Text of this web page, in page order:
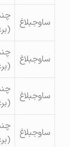
ساوجبلاغ
چندار
(برغان)
ساوجبلاغ
چندار
(برغان)
ساوجبلاغ
چندار
(برغان)
ساوجبلاغ
چندار
(برغان)